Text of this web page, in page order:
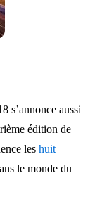
s’annonce aussi
édition de
les huit
le monde du